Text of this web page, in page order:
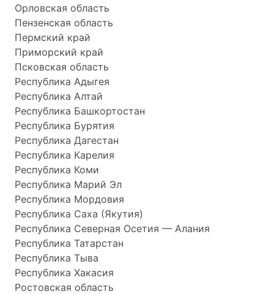
Орловская область
Пензенская область
Пермский край
Приморский край
Псковская область
Республика Адыгея
Республика Алтай
Республика Башкортостан
Республика Бурятия
Республика Дагестан
Республика Карелия
Республика Коми
Республика Марий Эл
Республика Мордовия
Республика Саха (Якутия)
Республика Северная Осетия — Алания
Республика Татарстан
Республика Тыва
Республика Хакасия
Ростовская область